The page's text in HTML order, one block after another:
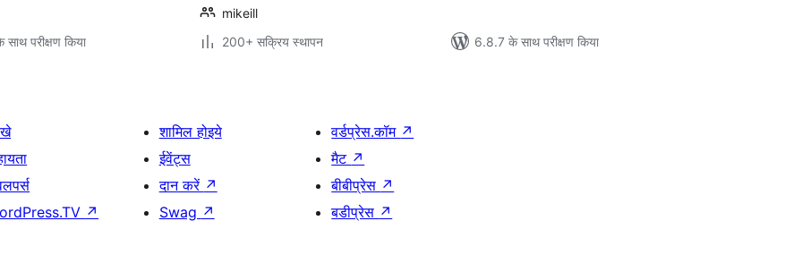
परीक्षण किया
mikeill
200+ सक्रिय स्थापन
6.8.7 के साथ परीक्षण किया
↗
शामिल होइये
ईवेंट्स
दान करें ↗
Swag ↗
वर्डप्रेस.कॉम ↗
मैट ↗
बीबीप्रेस ↗
बडीप्रेस ↗